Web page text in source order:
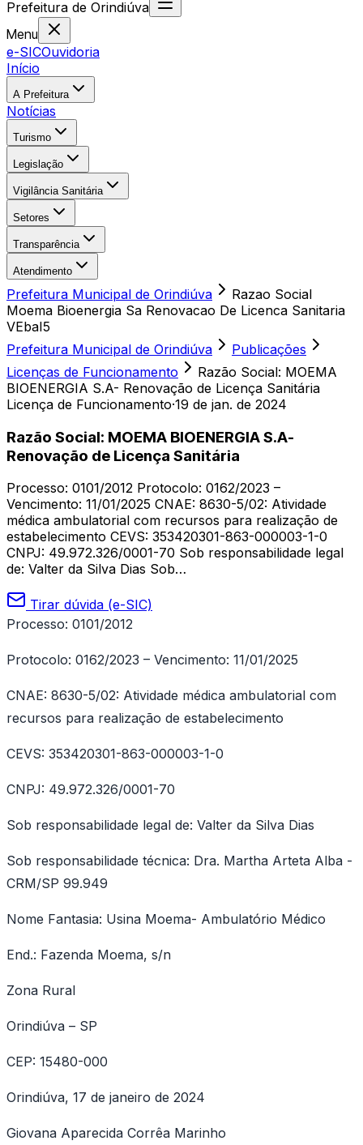
Prefeitura de Orindiúva
Menu
e-SICOuvidoria
Início
A Prefeitura
Notícias
Turismo
Legislação
Vigilância Sanitária
Setores
Transparência
Atendimento
Prefeitura Municipal de Orindiúva
Razao Social
Moema Bioenergia Sa Renovacao De Licenca Sanitaria
VEbaI5
Prefeitura Municipal de Orindiúva
Publicações
Licenças de Funcionamento
Razão Social: MOEMA
BIOENERGIA S.A- Renovação de Licença Sanitária
Licença de Funcionamento·19 de jan. de 2024
Razão Social: MOEMA BIOENERGIA S.A-
Renovação de Licença Sanitária
Processo: 0101/2012 Protocolo: 0162/2023 –
Vencimento: 11/01/2025 CNAE: 8630-5/02: Atividade
médica ambulatorial com recursos para realização de
estabelecimento CEVS: 353420301-863-000003-1-0
CNPJ: 49.972.326/0001-70 Sob responsabilidade legal
de: Valter da Silva Dias Sob…
Tirar dúvida (e-SIC)
Processo: 0101/2012
Protocolo: 0162/2023 – Vencimento: 11/01/2025
CNAE: 8630-5/02: Atividade médica ambulatorial com
recursos para realização de estabelecimento
CEVS: 353420301-863-000003-1-0
CNPJ: 49.972.326/0001-70
Sob responsabilidade legal de: Valter da Silva Dias
Sob responsabilidade técnica: Dra. Martha Arteta Alba -
CRM/SP 99.949
Nome Fantasia: Usina Moema- Ambulatório Médico
End.: Fazenda Moema, s/n
Zona Rural
Orindiúva – SP
CEP: 15480-000
Orindiúva, 17 de janeiro de 2024
Giovana Aparecida Corrêa Marinho